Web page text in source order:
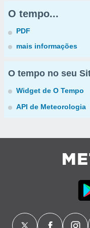
O tempo...
PDF
mais informações
O tempo no seu
Widget de O Tempo
API de Meteorologia